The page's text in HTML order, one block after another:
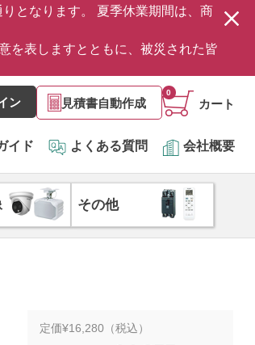
となります。 夏季休業期間は、商
を表しますとともに、被災された皆
ン 見積書自動作成 カート
0
イド よくある質問 会社概要
その他
定価¥16,280（税込）